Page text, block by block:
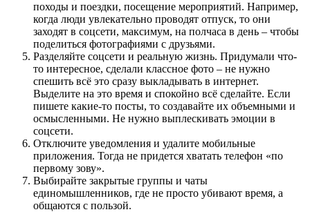
походы и поездки, посещение мероприятий. Например,
когда люди увлекательно проводят отпуск, то они
заходят в соцсети, максимум, на полчаса в день – чтобы
поделиться фотографиями с друзьями.
Разделяйте соцсети и реальную жизнь. Придумали что-
то интересное, сделали классное фото – не нужно
спешить всё это сразу выкладывать в интернет.
Выделите на это время и спокойно всё сделайте. Если
пишете какие-то посты, то создавайте их объемными и
осмысленными. Не нужно выплескивать эмоции в
соцсети.
Отключите уведомления и удалите мобильные
приложения. Тогда не придется хватать телефон «по
первому зову».
Выбирайте закрытые группы и чаты
единомышленников, где не просто убивают время, а
общаются с пользой.